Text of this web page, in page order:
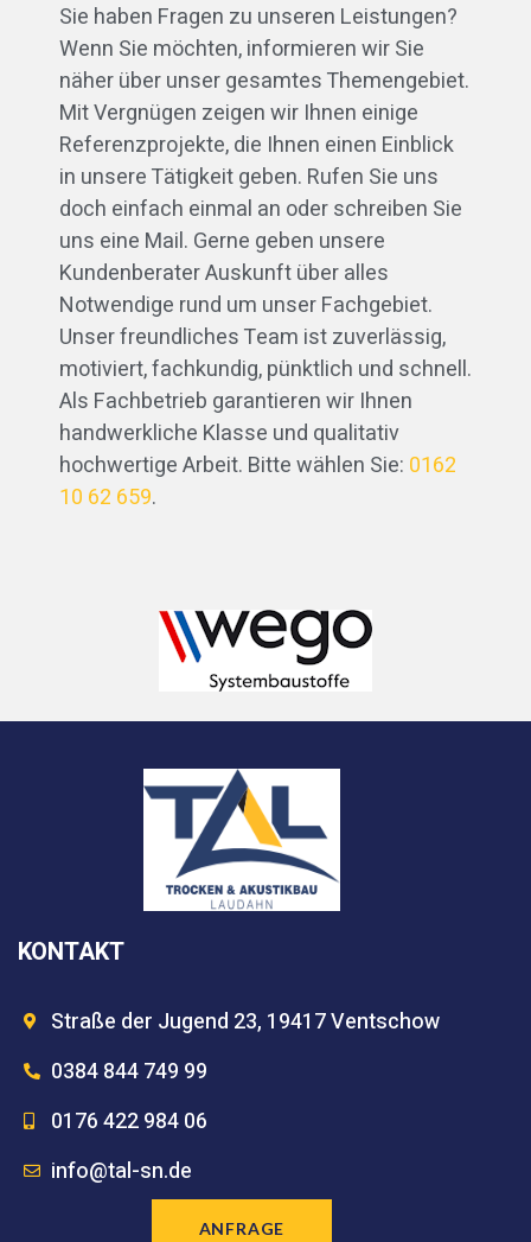
Sie haben Fragen zu unseren Leistungen?
Wenn Sie möchten, informieren wir Sie
näher über unser gesamtes Themengebiet.
Mit Vergnügen zeigen wir Ihnen einige
Referenzprojekte, die Ihnen einen Einblick
in unsere Tätigkeit geben. Rufen Sie uns
doch einfach einmal an oder schreiben Sie
uns eine Mail. Gerne geben unsere
Kundenberater Auskunft über alles
Notwendige rund um unser Fachgebiet.
Unser freundliches Team ist zuverlässig,
motiviert, fachkundig, pünktlich und schnell.
Als Fachbetrieb garantieren wir Ihnen
handwerkliche Klasse und qualitativ
hochwertige Arbeit. Bitte wählen Sie: 0162
10 62 659.
KONTAKT
Straße der Jugend 23, 19417 Ventschow
0384 844 749 99
0176 422 984 06
info@tal-sn.de
ANFRAGE